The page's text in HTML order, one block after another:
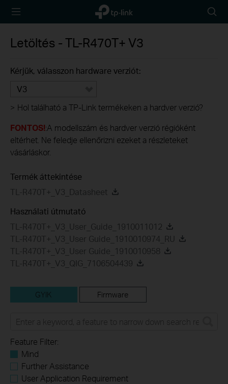
TP-Link,
Reliably
icon
Letöltés -TL-R470T+ V3
Kérjük, válasszon hardware verziót:
V3
> Hol található a TP-Link termékeken a hardver verzió?
FONTOS!:A modellszám és hardver verzió régióként
eltérhet. Ne feledje ellenőrizni ezeket a részleteket
vásárláskor.
Termék áttekintése
TL-R470T+_V3_Datasheet
Használati útmutató
TL-R470T+_V3_User_Guide_1910011012
TL-R470T+_V3_User Guide_1910010974_RU
TL-R470T+_V3_User Guide_1910010958
TL-R470T+_V3_QIG_7106504439
GYIK Firmware
Feature Filter:
Mind
Further Assistance
User Application Requirement